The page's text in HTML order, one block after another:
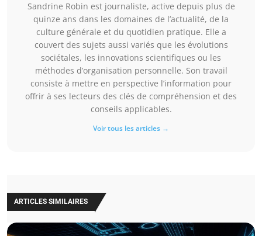
Sandrine Robin est journaliste, active depuis plus de
quinze ans dans les domaines de l’actualité, de la
culture générale et du quotidien pratique. Elle a
couvert des sujets aussi variés que les évolutions
sociétales, les innovations scientifiques ou les
méthodes d’organisation personnelle. Son travail
consiste à mettre en perspective l’information pour
offrir à ses lecteurs des clés de compréhension et des
conseils applicables.
Voir tous les articles →
ARTICLES SIMILAIRES